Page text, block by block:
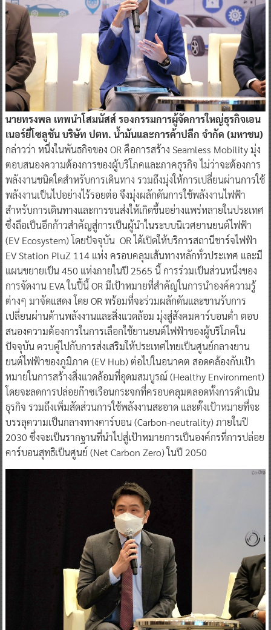
นายทรงพล เทพนำโสมนัสส์ รองกรรมการผู้จัดการใหญ่ธุรกิจเอน
เนอร์ยี่โซลูชัน บริษัท ปตท. น้ำมันและการค้าปลีก จำกัด (มหาชน)
กล่าวว่า หนึ่งในพันธกิจของ OR คือการสร้าง Seamless Mobility มุ่ง
ตอบสนองความต้องการของผู้บริโภคและภาคธุรกิจ ไม่ว่าจะต้องการ
พลังงานชนิดใดสำหรับการเดินทาง รวมถึงมุ่งให้การเปลี่ยนผ่านการใช้
พลังงานเป็นไปอย่างไร้รอยต่อ จึงมุ่งผลักดันการใช้พลังงานไฟฟ้า
สำหรับการเดินทางและการขนส่งให้เกิดขึ้นอย่างแพร่หลายในประเทศ
ซึ่งถือเป็นอีกก้าวสำคัญสู่การเป็นผู้นำในระบบนิเวศยานยนต์ไฟฟ้า
(EV Ecosystem) โดยปัจจุบัน OR ได้เปิดให้บริการสถานีชาร์จไฟฟ้า
EV Station PluZ 114 แห่ง ครอบคลุมเส้นทางหลักทั่วประเทศ และมี
แผนขยายเป็น 450 แห่งภายในปี 2565 นี้ การร่วมเป็นส่วนหนึ่งของ
การจัดงาน EVA ในปี้นี้ OR มีเป้าหมายที่สำคัญในการนำองค์ความรู้
ต่างๆ มาจัดแสดง โดย OR พร้อมที่จะร่วมผลักดันและขานรับการ
เปลี่ยนผ่านด้านพลังงานและสิ่งแวดล้อม มุ่งสู่สังคมคาร์บอนต่ำ ตอบ
สนองความต้องการในการเลือกใช้ยานยนต์ไฟฟ้าของผู้บริโภคใน
ปัจจุบัน ควบคู่ไปกับการส่งเสริมให้ประเทศไทยเป็นศูนย์กลางยาน
ยนต์ไฟฟ้าของภูมิภาค (EV Hub) ต่อไปในอนาคต สอดคล้องกับเป้า
หมายในการสร้างสิ่งแวดล้อมที่อุดมสมบูรณ์ (Healthy Environment)
โดยจะลดการปล่อยก๊าซเรือนกระจกที่ครอบคลุมตลอดทั้งการดำเนิน
ธุรกิจ รวมถึงเพิ่มสัดส่วนการใช้พลังงานสะอาด และตั้งเป้าหมายที่จะ
บรรลุความเป็นกลางทางคาร์บอน (Carbon-neutrality) ภายในปี
2030 ซึ่งจะเป็นรากฐานที่นำไปสู่เป้าหมายการเป็นองค์กรที่การปล่อย
คาร์บอนสุทธิเป็นศูนย์ (Net Carbon Zero) ในปี 2050